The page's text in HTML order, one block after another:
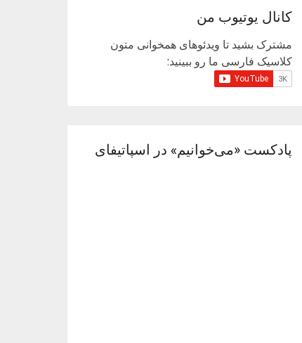
کانال یوتیوب من
مشترک بشید تا ویدئوهای همخوانی متون
کلاسیک فارسی ما رو ببینید:
پادکست «می‌خوانیم» در اسپاتیفای